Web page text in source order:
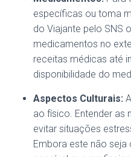
específicas ou toma
do Viajante pelo SNS
medicamentos no
receitas médicas até
disponibilidade do
Aspectos Culturais:
ao físico. Entender as
evitar situações
Embora este não